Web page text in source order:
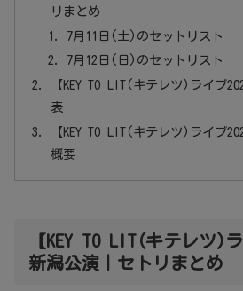
リまとめ
7月11日(土)のセットリスト
7月12日(日)のセットリスト
【KEY TO LIT(キテレツ)ライブ
表
【KEY TO LIT(キテレツ)ライブ
概要
【KEY TO LIT(キテレツ)ラ
新潟公演｜セトリまとめ